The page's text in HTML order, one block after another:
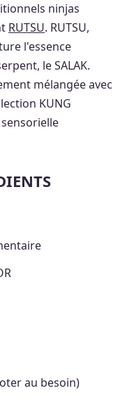
ninjas
RUTSU. RUTSU,
l'essence
le SALAK.
mélangée avec
KUNG
au besoin)